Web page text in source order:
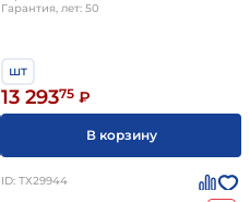
Гарантия, лет: 50
шт
13 29375 ₽
В корзину
ID: ТХ29944